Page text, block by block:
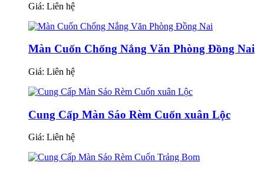
Giá: Liên hệ
Màn Cuốn Chống Nắng Văn Phòng Đồng Nai
Giá: Liên hệ
Cung Cấp Màn Sáo Rèm Cuốn xuân Lộc
Giá: Liên hệ